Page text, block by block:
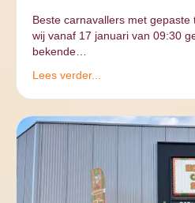
Beste carnavallers met
wij vanaf 17 januari van 09:30
bekende…
Lees verder...